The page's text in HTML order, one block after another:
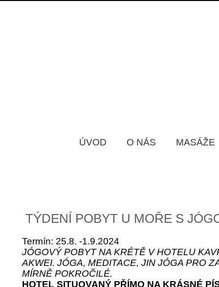
ÚVOD O NÁS MASÁŽE
TÝDENÍ POBYT U MOŘE S
Termín: 25.8. -1.9.2024
JÓGOVÝ POBYT NA KRÉTĚ V HOTELU
AKWEI. JÓGA, MEDITACE, JIN JÓGA PRO
MÍRNĚ POKROČILÉ.
HOTEL SITUOVANÝ PŘÍMO NA KRÁSNÉ